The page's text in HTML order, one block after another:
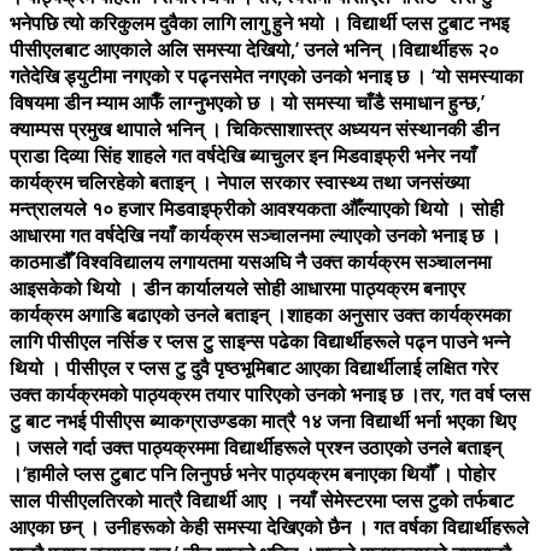
भनेपछि त्यो करिकुलम दुवैका लागि लागु हुने भयो । विद्यार्थी प्लस टुबाट नभइ
पीसीएलबाट आएकाले अलि समस्या देखियो,’ उनले भनिन् ।विद्यार्थीहरू २०
गतेदेखि ड्युटीमा नगएको र पढ्नसमेत नगएको उनको भनाइ छ । ‘यो समस्याका
विषयमा डीन म्याम आफैँ लाग्नुभएको छ । यो समस्या चाँडै समाधान हुन्छ,’
क्याम्पस प्रमुख थापाले भनिन् । चिकित्साशास्त्र अध्ययन संस्थानकी डीन
प्राडा दिव्या सिंह शाहले गत वर्षदेखि ब्याचुलर इन मिडवाइफ्री भनेर नयाँ
कार्यक्रम चलिरहेको बताइन् । नेपाल सरकार स्वास्थ्य तथा जनसंख्या
मन्त्रालयले १० हजार मिडवाइफ्रीको आवश्यकता औँल्याएको थियो । सोही
आधारमा गत वर्षदेखि नयाँ कार्यक्रम सञ्चालनमा ल्याएको उनको भनाइ छ ।
काठमाडौँ विश्वविद्यालय लगायतमा यसअघि नै उक्त कार्यक्रम सञ्चालनमा
आइसकेको थियो । डीन कार्यालयले सोही आधारमा पाठ्यक्रम बनाएर
कार्यक्रम अगाडि बढाएको उनले बताइन् ।शाहका अनुसार उक्त कार्यक्रमका
लागि पीसीएल नर्सिङ र प्लस टु साइन्स पढेका विद्यार्थीहरूले पढ्न पाउने भन्ने
थियो । पीसीएल र प्लस टु दुवै पृष्ठभूमिबाट आएका विद्यार्थीलाई लक्षित गरेर
उक्त कार्यक्रमको पाठ्यक्रम तयार पारिएको उनको भनाइ छ ।तर, गत वर्ष प्लस
टु बाट नभई पीसीएस ब्याकग्राउण्डका मात्रै १४ जना विद्यार्थी भर्ना भएका थिए
। जसले गर्दा उक्त पाठ्यक्रममा विद्यार्थीहरूले प्रश्न उठाएको उनले बताइन्
।‘हामीले प्लस टुबाट पनि लिनुपर्छ भनेर पाठ्यक्रम बनाएका थियौँ । पोहोर
साल पीसीएलतिरको मात्रै विद्यार्थी आए । नयाँ सेमेस्टरमा प्लस टुको तर्फबाट
आएका छन् । उनीहरूको केही समस्या देखिएको छैन । गत वर्षका विद्यार्थीहरूले